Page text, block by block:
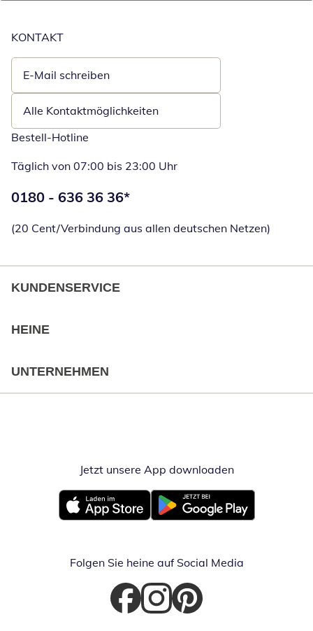
KONTAKT
E-Mail schreiben
Öffnet E-Mail-Client
Alle Kontaktmöglichkeiten
Bestell-Hotline
Täglich von 07:00 bis 23:00 Uhr
Telefonnummer:
0180 - 636 36 36*
(20 Cent/Verbindung aus allen deutschen Netzen)
KUNDENSERVICE
HEINE
UNTERNEHMEN
Jetzt unsere App downloadenÖffnet in
Öffnet in neuem FensterÖffnet in neuem Fenster
Folgen Sie heine auf Social Media
Öffnet in neuem Fenster
Öffnet in neuem Fenster
Öffnet in neuem Fenster